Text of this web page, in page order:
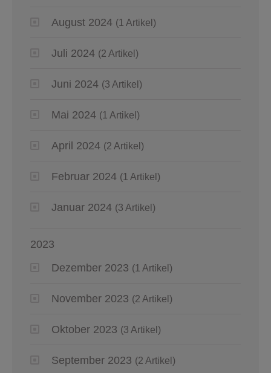
August 2024 (1 Artikel)
Juli 2024 (2 Artikel)
Juni 2024 (3 Artikel)
Mai 2024 (1 Artikel)
April 2024 (2 Artikel)
Februar 2024 (1 Artikel)
Januar 2024 (3 Artikel)
2023
Dezember 2023 (1 Artikel)
November 2023 (2 Artikel)
Oktober 2023 (3 Artikel)
September 2023 (2 Artikel)